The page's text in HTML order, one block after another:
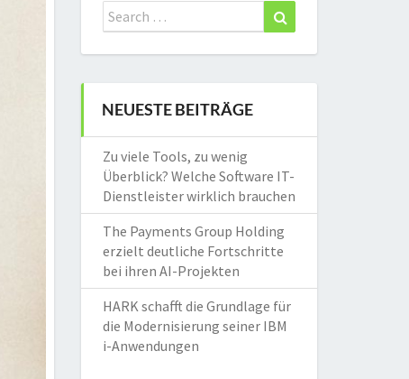
Search
for:
NEUESTE BEITRÄGE
Zu viele Tools, zu wenig
Überblick? Welche Software IT-
Dienstleister wirklich brauchen
The Payments Group Holding
erzielt deutliche Fortschritte
bei ihren AI-Projekten
HARK schafft die Grundlage für
die Modernisierung seiner IBM
i-Anwendungen